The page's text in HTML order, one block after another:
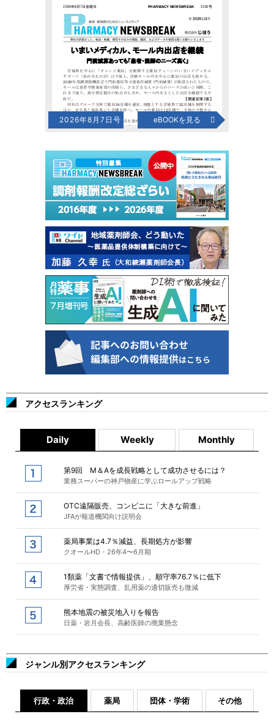
2026年8月7日号 eBOOKを見る
アクセスランキング
Daily Weekly Monthly
第9回 M＆Aを成長戦略として成功させるには？
業務スーパーの神戸物産に学ぶロールアップ戦略
OTC遠隔販売、コンビニに「大きな前進」
JFAが報道機関向け説明会
薬局事業は4.7％減益、長期処方が影響
クオールHD・26年4〜6月期
1類薬「文書で情報提供」、順守率76.7％に低下
厚労省・実態調査、乱用薬の適切販売も微減
熊本地震の被災地入りを報告
日薬・岩月会長、高齢医師の廃業懸念
ジャンル別アクセスランキング
行政・政治 薬局 団体・学術 その他